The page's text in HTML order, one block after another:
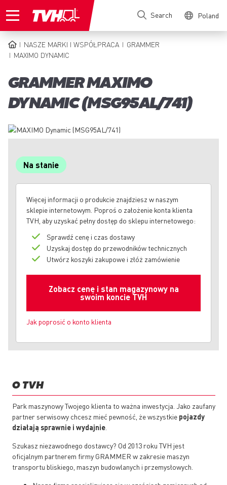
to
Search Poland
BREADCRUMB
NASZE MARKI I WSPÓŁPRACA
GRAMMER
MAXIMO DYNAMIC
GRAMMER MAXIMO
DYNAMIC (MSG95AL/741)
Na stanie
Więcej informacji o produkcie znajdziesz w naszym
sklepie internetowym. Poproś o założenie konta klienta
TVH, aby uzyskać pełny dostęp do sklepu internetowego:
Sprawdź cenę i czas dostawy
Uzyskaj dostęp do przewodników technicznych
Utwórz koszyki zakupowe i złóż zamówienie
Zobacz cenę i stan magazynowy na
swoim koncie TVH
Jak poprosić o konto klienta
O TVH
Park maszynowy Twojego klienta to ważna inwestycja. Jako zaufany
partner serwisowy chcesz mieć pewność, że wszystkie pojazdy
działają sprawnie i wydajnie.
Szukasz niezawodnego dostawcy? Od 2013 roku TVH jest
oficjalnym partnerem firmy GRAMMER w zakresie maszyn
transportu bliskiego, maszyn budowlanych i przemysłowych.